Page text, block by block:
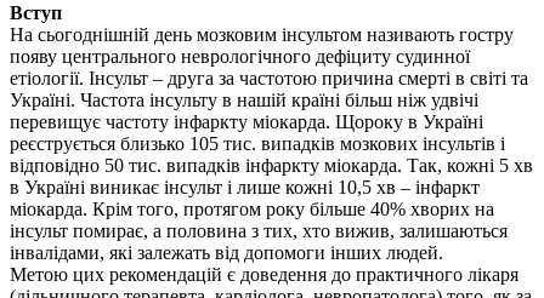
Вступ
На сьогоднішній день мозковим інсультом називають гостру
появу центрального неврологічного дефіциту судинної
етіології. Інсульт – друга за частотою причина смерті в світі та
Україні. Частота інсульту в нашій країні більш ніж удвічі
перевищує частоту інфаркту міокарда. Щороку в Україні
реєструється близько 105 тис. випадків мозкових інсультів і
відповідно 50 тис. випадків інфаркту міокарда. Так, кожні 5 хв
в Україні виникає інсульт і лише кожні 10,5 хв – інфаркт
міокарда. Крім того, протягом року більше 40% хворих на
інсульт помирає, а половина з тих, хто вижив, залишаються
інвалідами, які залежать від допомоги інших людей.
Метою цих рекомендацій є доведення до практичного лікаря